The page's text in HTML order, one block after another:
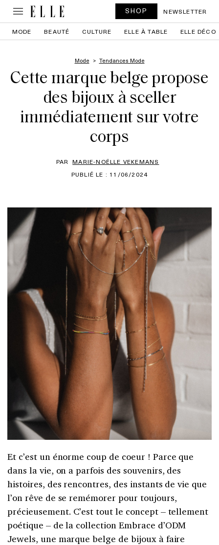
SHOP NEWSLETTER
MODE BEAUTÉ CULTURE ELLE À TABLE ELLE DÉCO
Mode Tendances Mode
Cette marque belge propose
des bijoux à sceller
immédiatement sur votre
corps
PAR MARIE-NOËLLE VEKEMANS
PUBLIÉ LE : 11/06/2024
Et c’est un énorme coup de coeur ! Parce que
dans la vie, on a parfois des souvenirs, des
histoires, des rencontres, des instants de vie que
l’on rêve de se remémorer pour toujours,
précieusement. C’est tout le concept – tellement
poétique – de la collection Embrace d’ODM
Jewels, une marque belge de bijoux à faire